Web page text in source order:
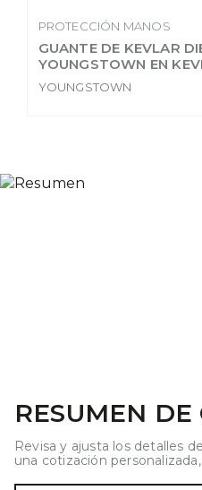
PROTECCIÓN MANOS
GUANTE DE KEVLAR
YOUNGSTOWN EN
YOUNGSTOWN
RESUMEN
Revisa y ajusta los detalles
una cotización